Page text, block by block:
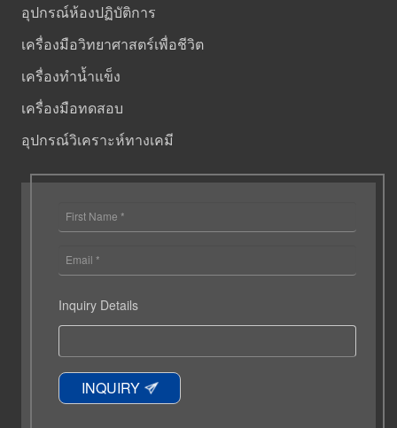
อุปกรณ์ห้องปฏิบัติการ
เครื่องมือวิทยาศาสตร์เพื่อชีวิต
เครื่องทำน้ำแข็ง
เครื่องมือทดสอบ
อุปกรณ์วิเคราะห์ทางเคมี
Inquiry Details
INQUIRY